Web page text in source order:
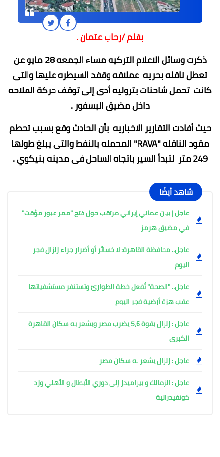
بقلم /رحاب عتمان .
ذكرت وسائل الاعلام التركيه مساء الجمعه 28 مايو عن
تعطل ناقله بحريه عملاقه وقفد السيطره عليها والتى
كانت تحمل شاحنات بتروليه أدى إلى توقف حركة الملاحه
داخل مضيق البسفور .
حيث أفادت التقارير الاخباريه بأن الحادث وقع بسبب تحطم
مقود الناقله "RAVA" المحمله بالنفط والتى يبلغ طولها
249 متر لتبدأ السير باتجاه الساحل فى مدينه بنيكوي .
شاهد أيضًا
عاجل | بيان عماني إيراني مرتقب حول فتح "ممر عبور مؤقت"
في مضيق هرمز
عاجل.. محافظة القاهرة: لا خسائر أو أضرار جراء زلزال فجر
اليوم
عاجل.. "الصحة" تُفعل خطة الطوارئ وتستنفر مستشفياتها
عقب هزة أرضية فجر اليوم ​
عاجل : زلزال بقوة 5,6 يضرب مصر ويشعر به سكان القاهرة
الكبرى
عاجل : زلزال يشعر به سكان مصر
عاجل : الزمالك و بيراميدز إلى دوري الأبطال و الأهلي وزد
كونفيدرالية